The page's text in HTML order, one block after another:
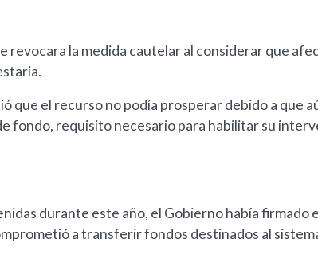
revocara la medida cautelar al considerar que
que el recurso no podía prosperar debido a que
fondo, requisito necesario para habilitar su
durante este año, el Gobierno había firmado
a transferir fondos destinados al